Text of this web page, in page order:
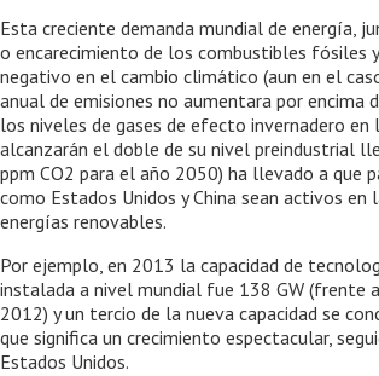
Esta creciente demanda mundial de energía,
o encarecimiento de los combustibles fósiles
negativo en el cambio climático (aun en el
anual de emisiones no aumentara por encima
los niveles de gases de efecto invernadero
alcanzarán el doble de su nivel preindustrial
ppm CO2 para el año 2050) ha llevado a que
como Estados Unidos y China sean activos en
energías renovables.
Por ejemplo, en 2013 la capacidad de
instalada a nivel mundial fue 138 GW (frente
2012) y un tercio de la nueva capacidad se
que significa un crecimiento espectacular,
Estados Unidos.